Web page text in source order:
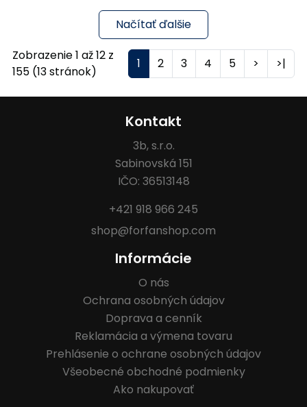
Načítať ďalšie
Zobrazenie 1 až 12 z
155 (13 stránok)
1 2 3 4 5 > >|
Kontakt
3b, s.r.o.
Sabinovská 151
IČO: 36513148
+421 918 966 245
shop@forfanshop.com
Informácie
O nás
Ochrana osobných údajov
Doprava a cenník
Reklamácia a výmena tovaru
Prehlásenie o ochrane osobných údajov
Všeobecné obchodné podmienky
Ako nakupovať